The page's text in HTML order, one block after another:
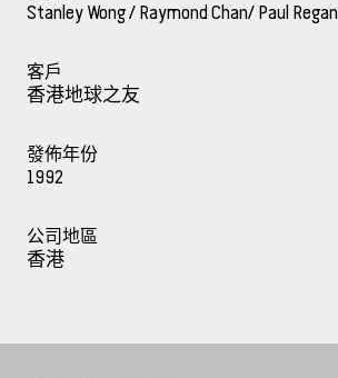
Stanley Wong / Raymond Chan/ Paul Regan
客戶
香港地球之友
發佈年份
1992
公司地區
香港